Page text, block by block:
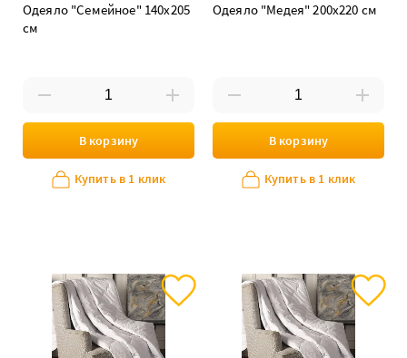
Одеяло "Семейное" 140х205
см
В корзину
Купить в 1 клик
Одеяло "Медея" 200х220 см
В корзину
Купить в 1 клик